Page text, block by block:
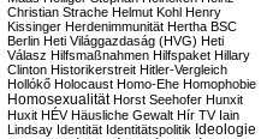
Christian Strache Helmut Kohl Henry
Kissinger Herdenimmunität Hertha BSC
Berlin Heti Világgazdaság (HVG) Heti
Válasz Hilfsmaßnahmen Hilfspaket Hillary
Clinton Historikerstreit Hitler-Vergleich
Hollókő Holocaust Homo-Ehe Homophobie
Homosexualität Horst Seehofer Hunxit
Huxit HÉV Häusliche Gewalt Hír TV Iain
Lindsay Identität Identitätspolitik Ideologie